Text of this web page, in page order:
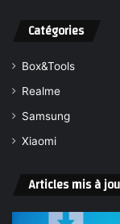
Catégories
Box&Tools
Realme
Samsung
Xiaomi
Articles mis à